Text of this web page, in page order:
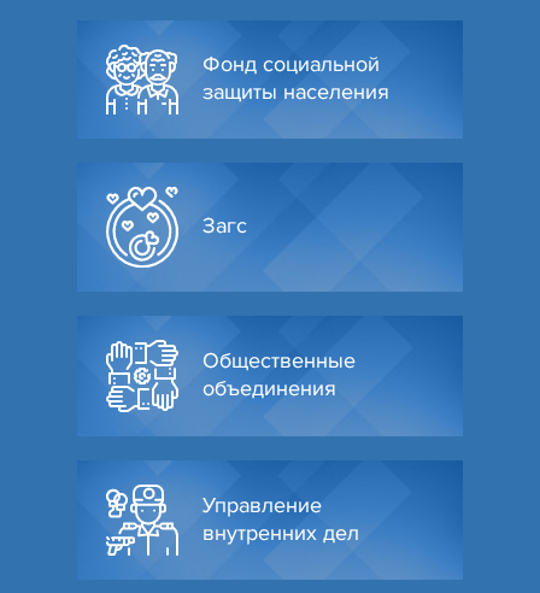
Фонд социальной
защиты населения
Загс
Общественные
объединения
Управление
внутренних дел